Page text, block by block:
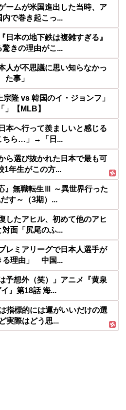
ームが米国進出した当時、ア
内で巻き起こっ...
日本の地下鉄は複雑すぎる』
驚きの理由がこ...
人が不思議に思い知らなかっ
た事」
隆 vs 韓国のイ・ジョンフ」
」【MLB】
本へ行って羨ましいと感じる
ちら…」→「日...
ら選び抜かれた日本で最も可
1年生がこの方...
』無職転生Ⅲ ～異世界行った
す～（3期）...
したアヒル、初めて他のアヒ
対面「尻尾のふ...
レミアリーグで日本人選手が
る理由」 中国...
予想外（笑）」アニメ『黄泉
』第18話 海...
指標的には運がいいだけの選
実際はどう思...